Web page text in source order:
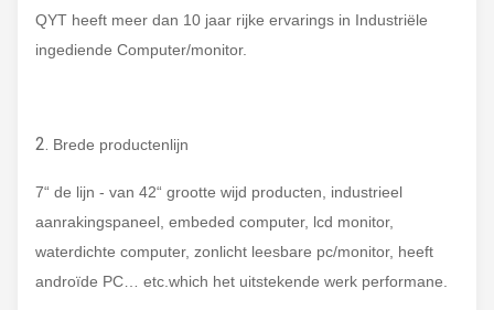
QYT heeft meer dan 10 jaar rijke ervarings in Industriële
ingediende Computer/monitor.
2. Brede productenlijn
7“ de lijn - van 42“ grootte wijd producten, industrieel
aanrakingspaneel, embeded computer, lcd monitor,
waterdichte computer, zonlicht leesbare pc/monitor, heeft
androïde PC… etc.which het uitstekende werk performane.